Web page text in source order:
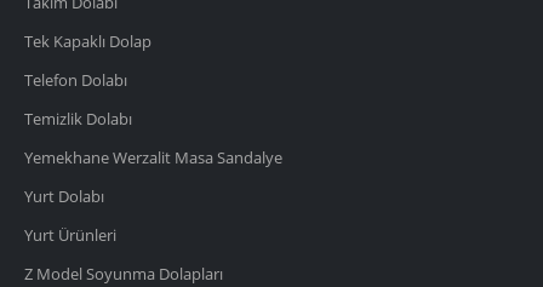
Tek Kapaklı Dolap
Telefon Dolabı
Temizlik Dolabı
Yemekhane Werzalit Masa Sandalye
Yurt Dolabı
Yurt Ürünleri
Z Model Soyunma Dolapları